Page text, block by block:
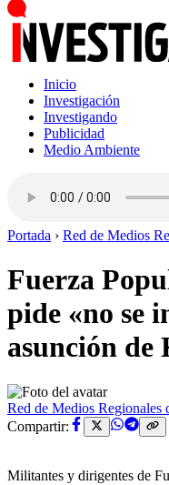
Inicio
Investigación
Investigando
Publicidad
Medio Ambiente
Portada › Red de Medios
Fuerza
pide «no se
asunción
Red de Medios Regionales
Compartir:
Militantes y dirigentes de